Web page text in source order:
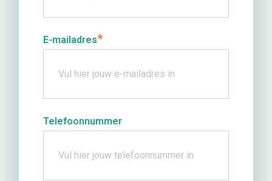
E-mailadres*
Telefoonnummer